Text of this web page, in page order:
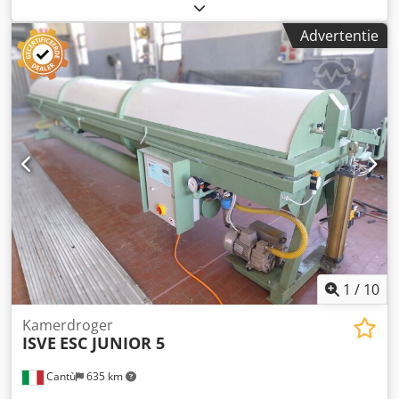
garantiebepalingen van de fabrikant Afbeeldingen en
video's dienen als voorbeeld en vertegenwoordigen niet de
daadwerkelijke leveringsomvang Betalingsvoorwaarden:
Prijzen plus BTW, betaling voor afhaling of verzending
Leveringsvoorwaarden: af locatie
met besturing, aluminium stapellatten en kabels als
toebehoren. De installatie is ongeveer tien jaar niet in
gebruik geweest, de elektronica dient gecontroleerd te
worden. Bezichtiging op locatie is mogelijk. Dcodjy
Uydlspfx Ah Sok
Advertentie
1 / 10
Cantù 635 km
Kamerdroger
ISVE ESC JUNIOR 5